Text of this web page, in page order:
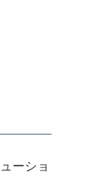
ーショ